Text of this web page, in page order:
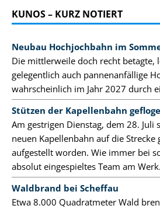
KUNOS – KURZ NOTIERT
Neubau Hochjochbahn im
Die mittlerweile doch recht betagte,
gelegentlich auch pannenanfällige
wahrscheinlich im Jahr 2027 durch
Stützen der Kapellenbahn
Am gestrigen Dienstag, dem 28. Juli
neuen Kapellenbahn auf die Strecke
aufgestellt worden. Wie immer bei
absolut eingespieltes Team am Werk.
Waldbrand bei Scheffau
Etwa 8.000 Quadratmeter Wald